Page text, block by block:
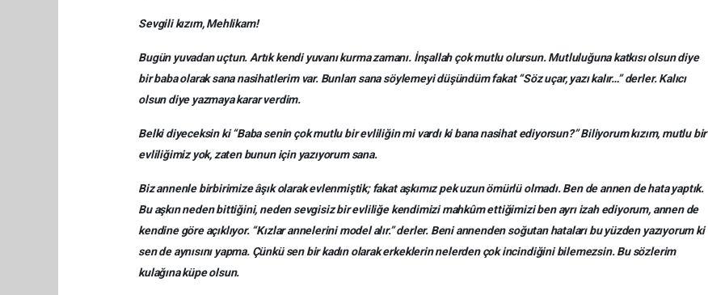
Sevgili kızım, Mehlikam!
Bugün yuvadan uçtun. Artık kendi yuvanı kurma zamanı. İnşallah çok mutlu olursun. Mutluluğuna katkısı olsun diye
bir baba olarak sana nasihatlerim var. Bunları sana söylemeyi düşündüm fakat “Söz uçar, yazı kalır…” derler. Kalıcı
olsun diye yazmaya karar verdim.
Belki diyeceksin ki “Baba senin çok mutlu bir evliliğin mi vardı ki bana nasihat ediyorsun?” Biliyorum kızım, mutlu bir
evliliğimiz yok, zaten bunun için yazıyorum sana.
Biz annenle birbirimize âşık olarak evlenmiştik; fakat aşkımız pek uzun ömürlü olmadı. Ben de annen de hata yaptık.
Bu aşkın neden bittiğini, neden sevgisiz bir evliliğe kendimizi mahkûm ettiğimizi ben ayrı izah ediyorum, annen de
kendine göre açıklıyor. “Kızlar annelerini model alır.” derler. Beni annenden soğutan hataları bu yüzden yazıyorum ki
sen de aynısını yapma. Çünkü sen bir kadın olarak erkeklerin nelerden çok incindiğini bilemezsin. Bu sözlerim
kulağına küpe olsun.